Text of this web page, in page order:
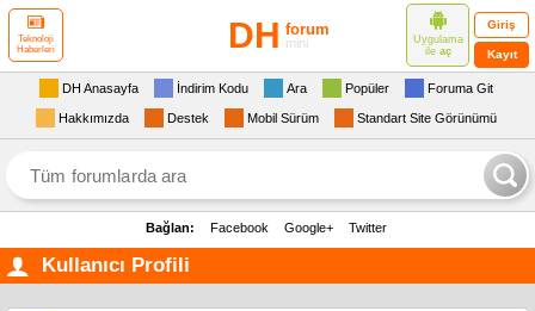
Teknoloji
Haberleri
DH forum
mini
Uygulama
ile aç
Giriş
Kayıt
DH Anasayfa İndirim Kodu Ara Popüler Foruma Git
Hakkımızda Destek Mobil Sürüm Standart Site Görünümü
Bağlan: Facebook Google+ Twitter
Kullanıcı Profili